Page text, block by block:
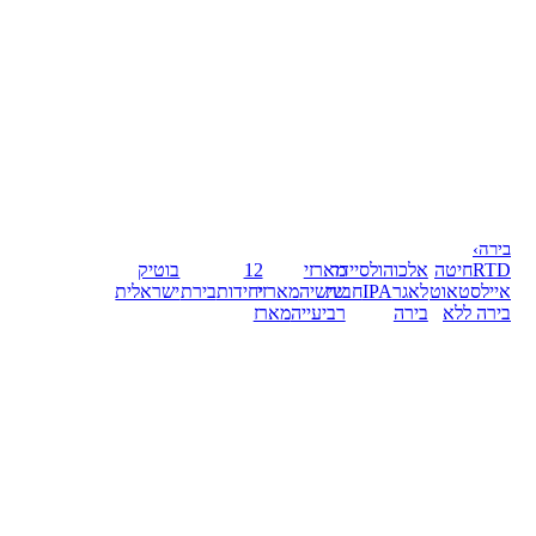
בירה›
RTDחיטה
איילסטאוט
בירה ללא
אלכוהולסיידר
לאגרIPAחבית
בירה
מארזי
שישיהמארזי
רביעייהמארז
12
יחידותבירת
בוטיק
ישראלית